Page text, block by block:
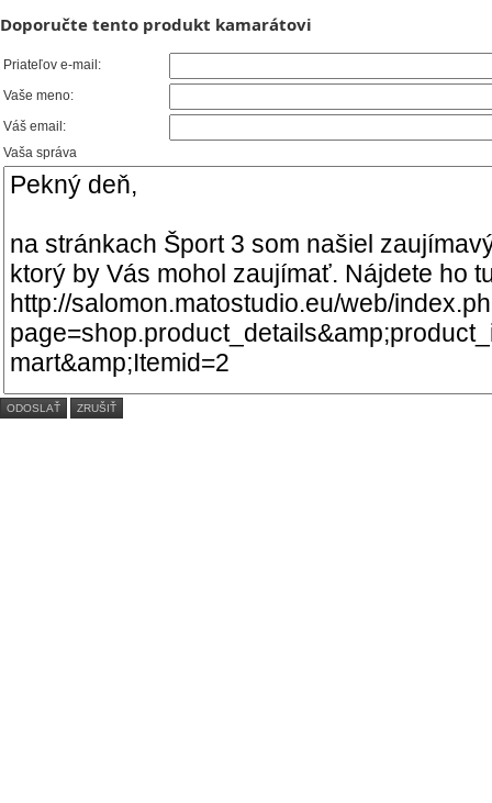
Doporučte tento produkt kamarátovi
Priateľov e-mail:
Vaše meno:
Váš email:
Vaša správa